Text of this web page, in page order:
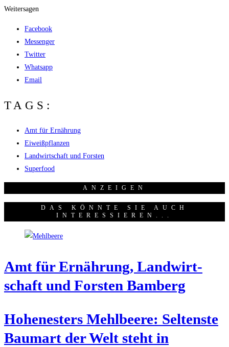
Weitersagen
Facebook
Messenger
Twitter
Whatsapp
Email
TAGS:
Amt für Ernährung
Eiweißpflanzen
Landwirtschaft und Forsten
Superfood
ANZEI­GEN
DAS KÖNNTE SIE AUCH
INTERESSIEREN...
Amt für Ernäh­rung, Land­wirt­
schaft und Fors­ten Bamberg
Hohe­nes­ters Mehl­bee­re: Sel­tens­te
Baum­art der Welt steht in